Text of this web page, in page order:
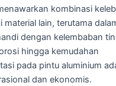
kombinasi
material lain, terutama
dengan kelembaban
hingga kemudahan
pada pintu aluminium
dan ekonomis.